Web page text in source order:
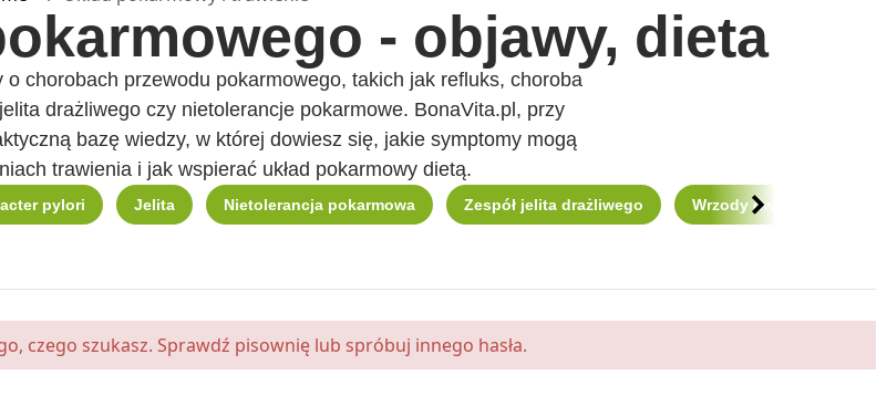
- objawy, dieta
o chorobach przewodu pokarmowego, takich jak refluks, choroba
drażliwego czy nietolerancje pokarmowe. BonaVita.pl, przy
bazę wiedzy, w której dowiesz się, jakie symptomy mogą
trawienia i jak wspierać układ pokarmowy dietą.
Scroll right
pylori Jelita Nietolerancja pokarmowa Zespół jelita drażliwego Wrzody dwunastnicy
czego szukasz. Sprawdź pisownię lub spróbuj innego hasła.